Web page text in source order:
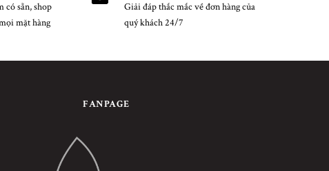
có sẵn, shop
mặt hàng
Giải đáp thắc mắc về đơn hàng của
quý khách 24/7
FANPAGE